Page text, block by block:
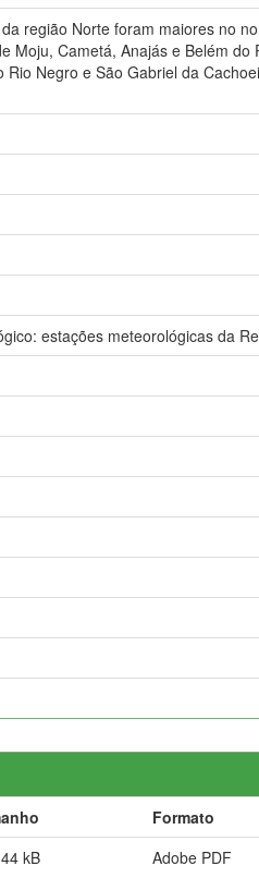
região Norte foram maiores no
Moju, Cametá, Anajás e Belém
Negro e São Gabriel da
estações meteorológicas da
Formato
kB Adobe PDF